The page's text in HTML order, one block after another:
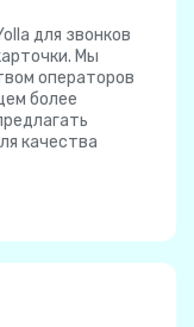
для звонков
Мы
операторов
более
качества